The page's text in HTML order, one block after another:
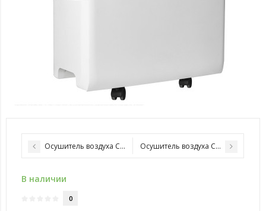
Осушитель воздуха Cooper&Hunter CH-D008WD2-16LD
Осушитель воздуха
В наличии
0